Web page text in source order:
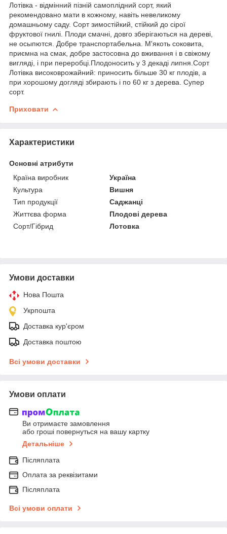
Лотівка - відмінний пізній самоплідний сорт, який
рекомендовано мати в кожному, навіть невеликому
домашньому саду. Сорт зимостійкий, стійкий до сірої
фруктової гнилі. Плоди смачні, довго зберігаються на дереві,
не осыпются. Добре транспортабельна. М'якоть соковита,
приємна на смак, добре застосовна до вживання і в свіжому
вигляді, і при переробці.Плодоносить у 3 декаді липня.Сорт
Лотівка високоврожайний: приносить більше 30 кг плодів, а
при хорошому догляді збирають і по 60 кг з дерева. Супер
сорт.
Приховати
Характеристики
Основні атрибути
Країна виробник
Україна
Культура
Вишня
Тип продукції
Саджанці
Життєва форма
Плодові дерева
Сорт/Гібрид
Лотовка
Умови доставки
Нова Пошта
Укрпошта
Доставка кур'єром
Доставка поштою
Всі умови доставки
Умови оплати
Ви отримаєте замовлення
або гроші повернуться на вашу картку
Детальніше
Післяплата
Оплата за реквізитами
Післяплата
Всі умови оплати